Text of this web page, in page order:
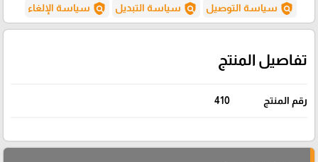
policy سياسة التوصيل policy سياسة التبديل policy سياسة الإلغاء
تفاصيل المنتج
رقم المنتج 410